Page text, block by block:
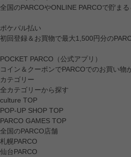
全国のPARCOやONLINE PARCOで貯まる
ポケパル払い
初回登録＆お買物で最大1,500円分の
POCKET PARCO（公式アプリ）
コイン＆クーポンでPARCOでのお買い物
カテゴリー
全カテゴリーから探す
culture TOP
POP-UP SHOP TOP
PARCO GAMES TOP
全国のPARCO店舗
札幌PARCO
仙台PARCO